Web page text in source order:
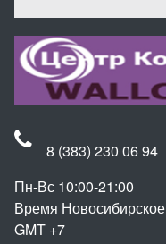
8 (383) 230 06 94
Пн-Вс 10:00-21:00
Время Новосибирское
GMT +7